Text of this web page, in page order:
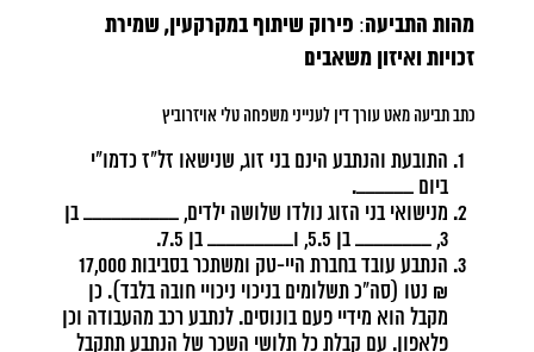
מהות התביעה: פירוק שיתוף במקרקעין, שמירת
זכויות ואיזון משאבים
כתב תביעה מאטעורך דין לענייני משפחה טלי אויזרוביץ
התובעת והנתבע הינם בני זוג, שנישאו זל"ז כדמו"י
ביום ______.
מנישואי בני הזוג נולדו שלושה ילדים, __________ בן
3, ________ בן 5.5, ו_________ בן 7.5.
הנתבע עובד בחברת היי-טק ומשתכר בסביבות 17,000
₪ נטו (סה"כ תשלומים בניכוי ניכויי חובה בלבד). כן
מקבל הוא מידיי פעם בונוסים. לנתבע רכב מהעבודה וכן
פלאפון. עם קבלת כל תלושי השכר של הנתבע תתקבל